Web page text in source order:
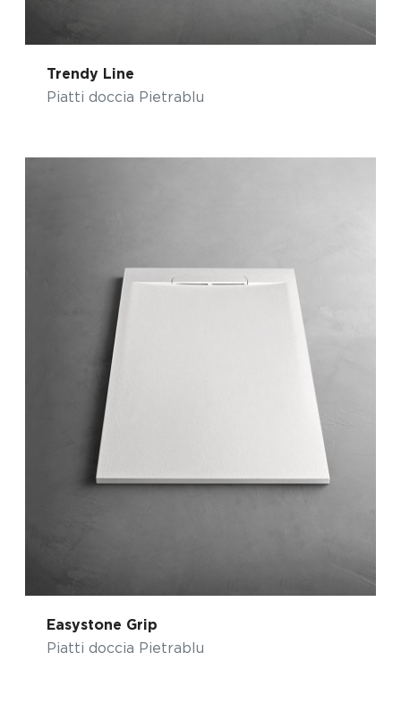
Trendy Line
Piatti doccia Pietrablu
Easystone Grip
Piatti doccia Pietrablu